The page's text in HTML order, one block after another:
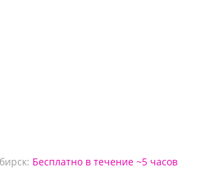
Бесплатно в течение ~5 часов